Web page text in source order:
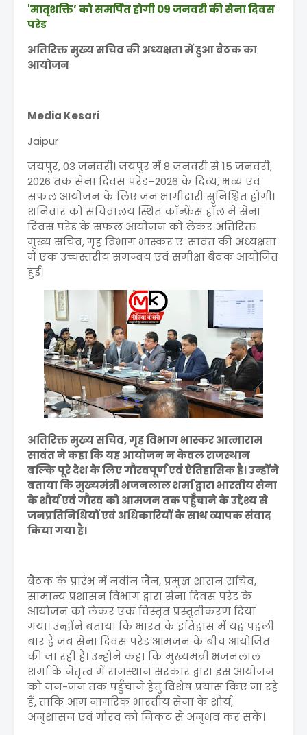
'मातृशक्ति’ को समर्पित होगी 09 जनवरी की सेना दिवस
परेड
अतिरिक्त मुख्य सचिव की अध्यक्षता में हुआ बैठक का
आयोजन
Media Kesari
Jaipur
जयपुर, 03 जनवरी। जयपुर में 8 जनवरी से 15 जनवरी,
2026 तक सेना दिवस परेड–2026 के दिव्य, भव्य एवं
सफल आयोजन के लिए जन भागीदारी सुनिश्चित होगी।
शनिवार को सचिवालय स्थित कॉन्फ्रेंस हॉल में सेना
दिवस परेड के सफल आयोजन को लेकर अतिरिक्त
मुख्य सचिव, गृह विभाग भास्कर ए. सावंत की अध्यक्षता
में एक उच्चस्तरीय समन्वय एवं समीक्षा बैठक आयोजित
हुई।
अतिरिक्त मुख्य सचिव, गृह विभाग भास्कर आत्माराम
सावंत ने कहा कि यह आयोजन न केवल राजस्थान
बल्कि पूरे देश के लिए गौरवपूर्ण एवं ऐतिहासिक है। उन्होंने
बताया कि मुख्यमंत्री भजनलाल शर्मा द्वारा भारतीय सेना
के शौर्य एवं गौरव को आमजन तक पहुँचाने के उद्देश्य से
जनप्रतिनिधियों एवं अधिकारियों के साथ व्यापक संवाद
किया गया है।
बैठक के प्रारंभ में नवीन जैन, प्रमुख शासन सचिव,
सामान्य प्रशासन विभाग द्वारा सेना दिवस परेड के
आयोजन को लेकर एक विस्तृत प्रस्तुतीकरण दिया
गया। उन्होंने बताया कि भारत के इतिहास में यह पहली
बार है जब सेना दिवस परेड आमजन के बीच आयोजित
की जा रही है। उन्होंने कहा कि मुख्यमंत्री भजनलाल
शर्मा के नेतृत्व में राजस्थान सरकार द्वारा इस आयोजन
को जन-जन तक पहुँचाने हेतु विशेष प्रयास किए जा रहे
हैं, ताकि आम नागरिक भारतीय सेना के शौर्य,
अनुशासन एवं गौरव को निकट से अनुभव कर सकें।